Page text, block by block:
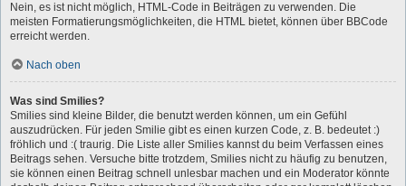
Nein, es ist nicht möglich, HTML-Code in Beiträgen zu verwenden. Die
meisten Formatierungsmöglichkeiten, die HTML bietet, können über BBCode
erreicht werden.
Nach oben
Was sind Smilies?
Smilies sind kleine Bilder, die benutzt werden können, um ein Gefühl
auszudrücken. Für jeden Smilie gibt es einen kurzen Code, z. B. bedeutet :)
fröhlich und :( traurig. Die Liste aller Smilies kannst du beim Verfassen eines
Beitrags sehen. Versuche bitte trotzdem, Smilies nicht zu häufig zu benutzen,
sie können einen Beitrag schnell unlesbar machen und ein Moderator könnte